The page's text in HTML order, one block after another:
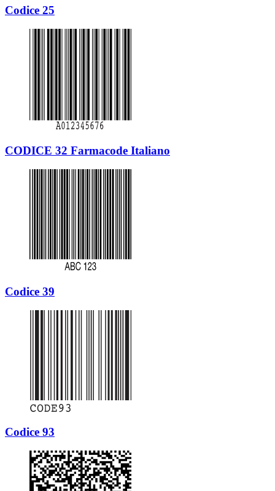
Codice 25
CODICE 32 Farmacode Italiano
Codice 39
Codice 93